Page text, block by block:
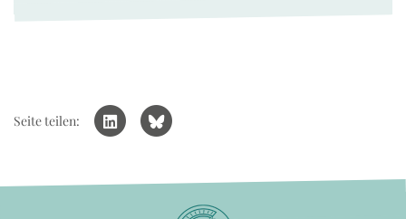
Seite teilen: